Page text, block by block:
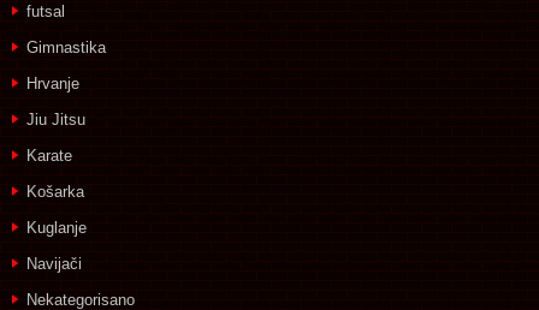
futsal
Gimnastika
Hrvanje
Jiu Jitsu
Karate
Košarka
Kuglanje
Navijači
Nekategorisano